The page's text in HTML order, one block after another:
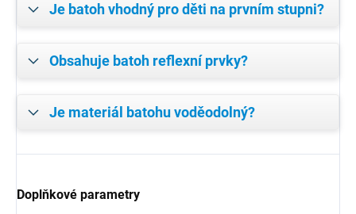
Je batoh vhodný pro děti na prvním stupni?
Obsahuje batoh reflexní prvky?
Je materiál batohu voděodolný?
Doplňkové parametry